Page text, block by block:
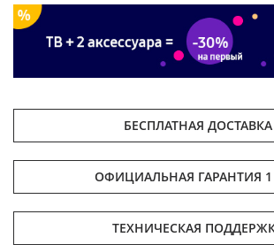
БЕСПЛАТНАЯ ДОСТАВКА
ОФИЦИАЛЬНАЯ ГАРАНТИЯ
ТЕХНИЧЕСКАЯ